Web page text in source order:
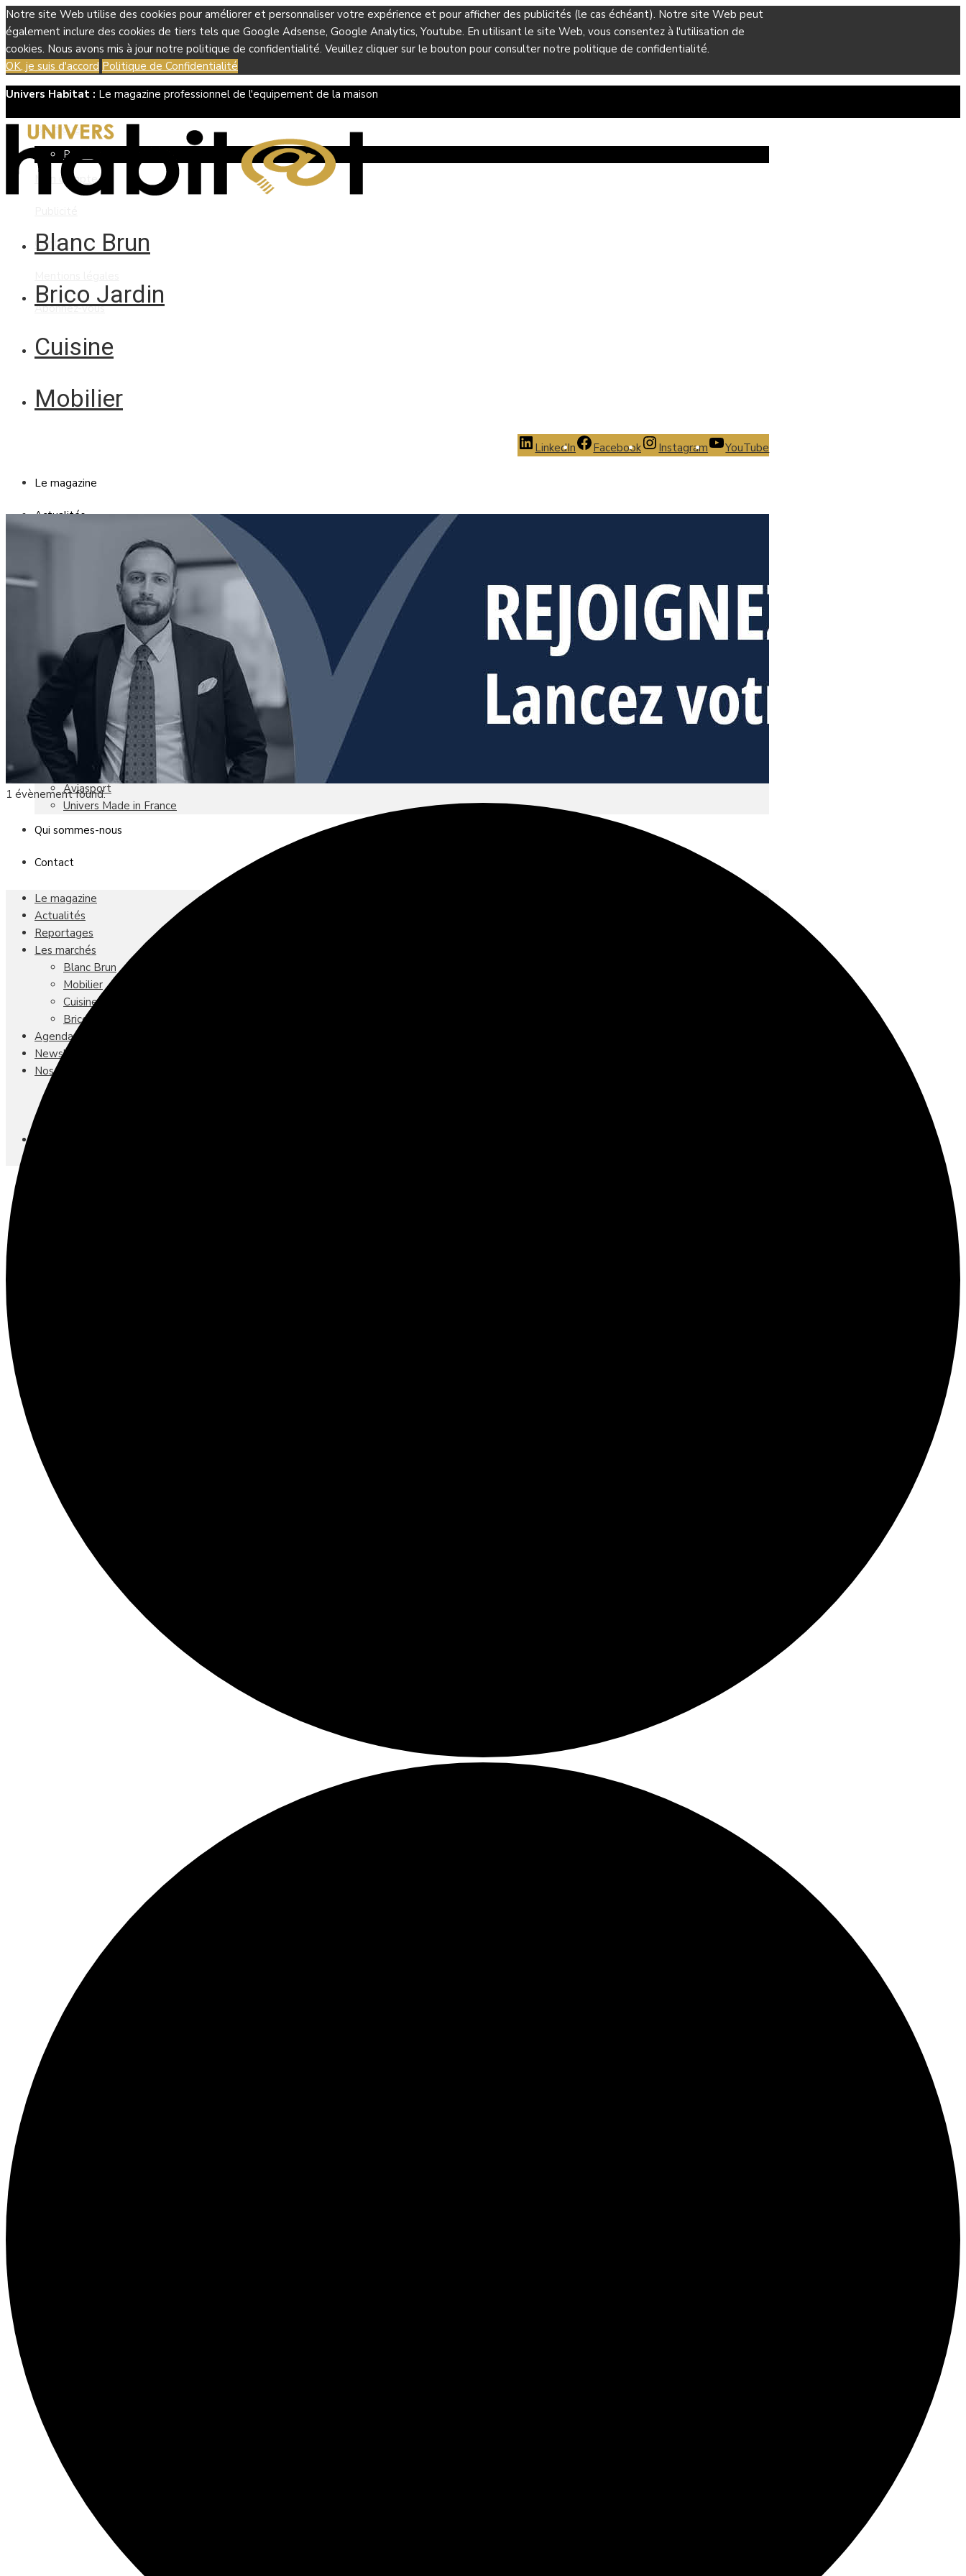
Notre site Web utilise des cookies pour améliorer et personnaliser votre expérience et pour afficher des publicités (le cas échéant). Notre site Web peut
également inclure des cookies de tiers tels que Google Adsense, Google Analytics, Youtube. En utilisant le site Web, vous consentez à l'utilisation de
cookies. Nous avons mis à jour notre politique de confidentialité. Veuillez cliquer sur le bouton pour consulter notre politique de confidentialité.
OK, je suis d'accord Politique de Confidentialité
Univers Habitat : Le magazine professionnel de l'equipement de la maison
Boutique
Panier
Mon compte
Contact
Abonnez-vous
Blanc Brun
Brico Jardin
Cuisine
Mobilier
LinkedIn Facebook Instagram YouTube
Le magazine
Actualités
Les marchés
Cuisine
Brico Jardin
Agenda
Newsletter
Nos autres titres
Faire Savoir Faire
Aviasport
Univers Made in France
Qui sommes-nous
Contact
Le magazine
Actualités
Reportages
Les marchés
Blanc Brun
Mobilier
Cuisine
Brico Jardin
Agenda
Newsletter
Nos autres titres
1 évènement found.